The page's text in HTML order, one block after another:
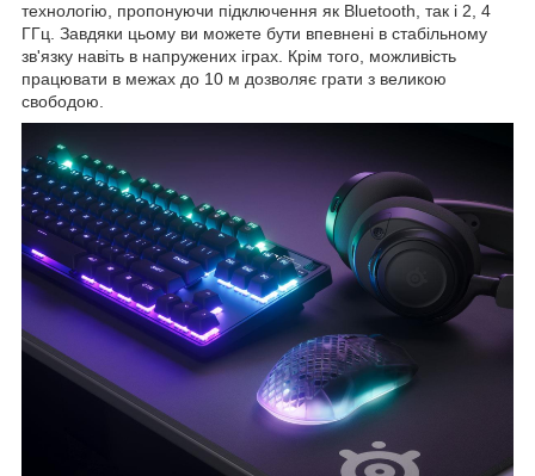
технологію, пропонуючи підключення як Bluetooth, так і 2, 4
ГГц. Завдяки цьому ви можете бути впевнені в стабільному
зв'язку навіть в напружених іграх. Крім того, можливість
працювати в межах до 10 м дозволяє грати з великою
свободою.